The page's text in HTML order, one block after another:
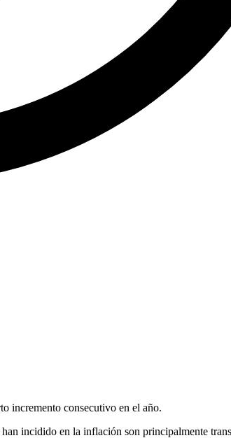
incremento consecutivo en el año.
han incidido en la inflación son principalmente